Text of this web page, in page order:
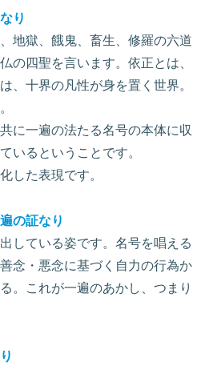
り
地獄、餓鬼、畜生、修羅の六道
の四聖を言います。依正とは、
、十界の凡性が身を置く世界。
に一遍の法たる名号の本体に収
いるということです。
した表現です。
の証なり
している姿です。名号を唱える
念・悪念に基づく自力の行為か
。これが一遍のあかし、つまり